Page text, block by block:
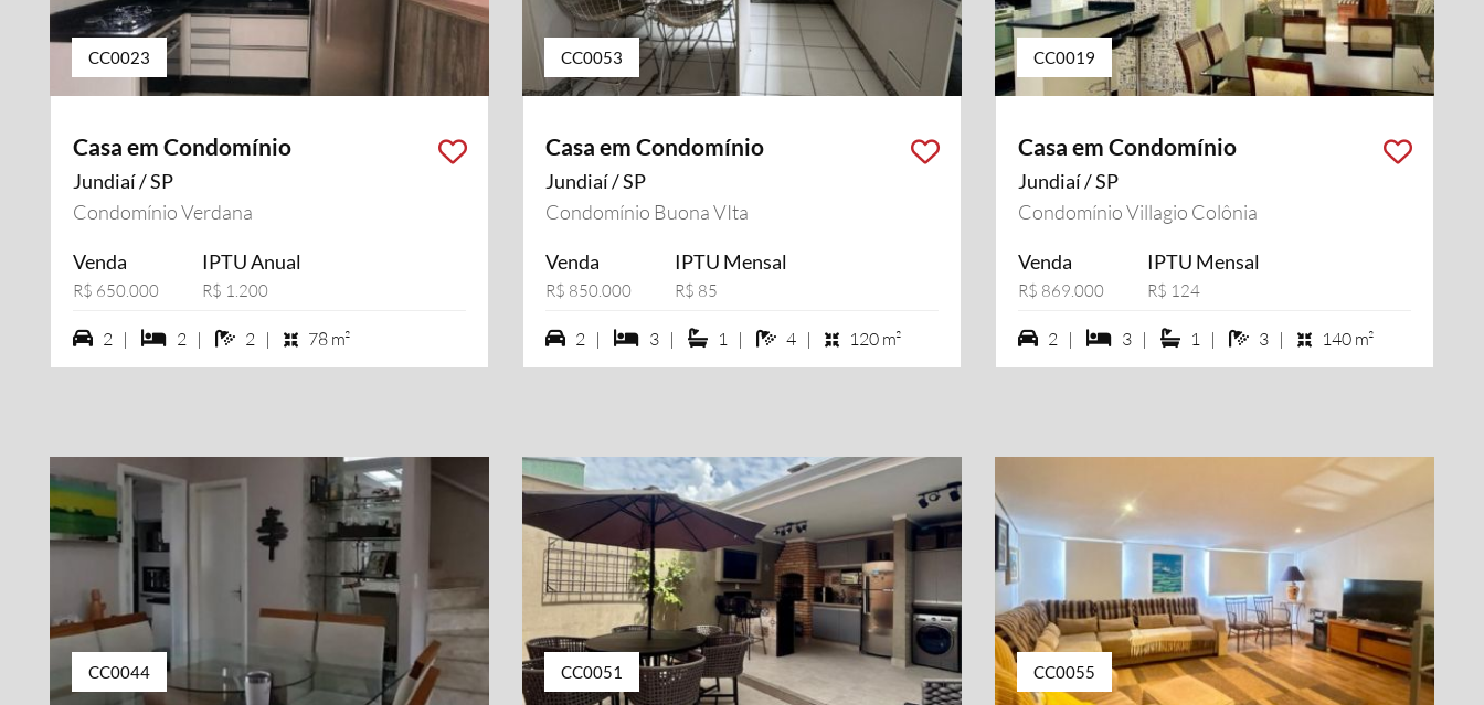
CC0023
Casa em Condomínio
Jundiaí / SP
Condomínio Verdana
Venda
R$ 650.000
IPTU Anual
R$ 1.200
2 vagas na garagem
2 | 2 dormiórios
2 | 2 banheiros
2 | 78 m²
CC0053
Casa em Condomínio
Jundiaí / SP
Condomínio Buona VIta
Venda
R$ 850.000
IPTU Mensal
R$ 85
2 vagas na garagem
2 | 3 dormiórios
3 | 1 suítes
1 | 4 banheiros
4 | 120 m²
CC0019
Casa em Condomínio
Jundiaí / SP
Condomínio Villagio Colônia
Venda
R$ 869.000
IPTU Mensal
R$ 124
2 vagas na garagem
2 | 3 dormiórios
3 | 1 suítes
1 | 3 banheiros
3 | 140 m²
CC0044 CC0051 CC0055